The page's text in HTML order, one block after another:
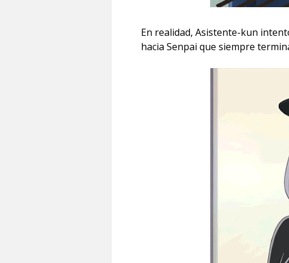
En realidad, Asistente-kun
hacia Senpai que siempre